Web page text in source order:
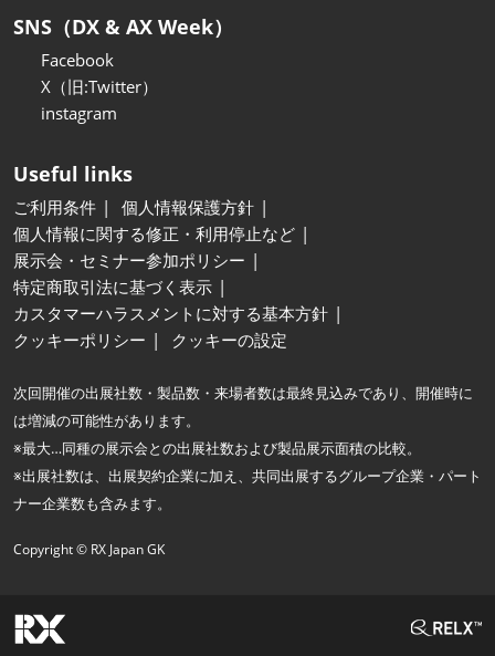
SNS（DX & AX Week）
Facebook
X（旧:Twitter）
instagram
Useful links
ご利用条件
個人情報保護方針
個人情報に関する修正・利用停止など
展示会・セミナー参加ポリシー
特定商取引法に基づく表示
カスタマーハラスメントに対する基本方針
クッキーポリシー
クッキーの設定
次回開催の出展社数・製品数・来場者数は最終見込みであり、開催時に
は増減の可能性があります。
※最大…同種の展示会との出展社数および製品展示面積の比較。
※出展社数は、出展契約企業に加え、共同出展するグループ企業・パート
ナー企業数も含みます。
Copyright © RX Japan GK